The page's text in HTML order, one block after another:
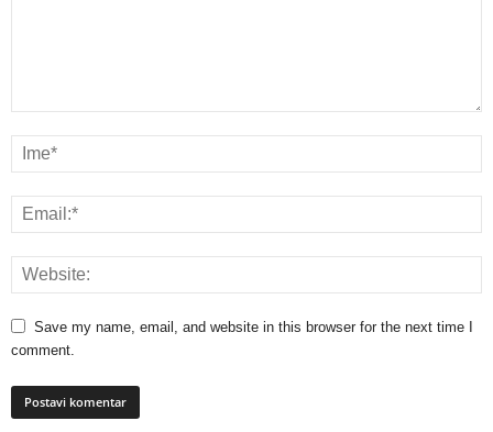
Save my name, email, and website in this browser for the next time I
comment.